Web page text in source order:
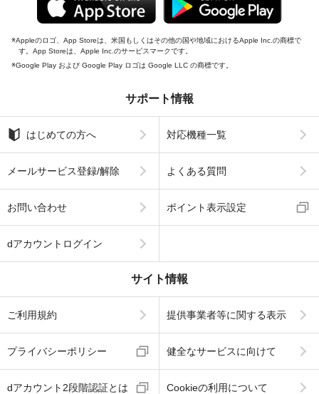
Appleのロゴ、App Storeは、米国もしくはその他の国や地域におけるApple Inc.の商標で
す。App Storeは、Apple Inc.のサービスマークです。
Google Play および Google Play ロゴは Google LLC の商標です。
サポート情報
はじめての方へ 対応機種一覧
メールサービス登録/解除 よくある質問
お問い合わせ ポイント表示設定
dアカウントログイン
サイト情報
ご利用規約 提供事業者等に関する表示
プライバシーポリシー 健全なサービスに向けて
dアカウント2段階認証とは Cookieの利用について